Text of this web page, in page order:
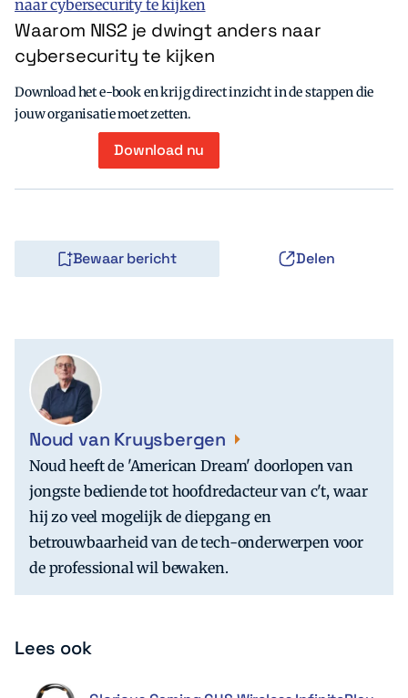
Waarom NIS2 je dwingt anders naar
cybersecurity te kijken
Download het e-book en krijg direct inzicht in de stappen die
jouw organisatie moet zetten.
Download nu
Bewaar bericht Delen
Noud van Kruysbergen
Noud heeft de 'American Dream' doorlopen van
jongste bediende tot hoofdredacteur van c't, waar
hij zo veel mogelijk de diepgang en
betrouwbaarheid van de tech-onderwerpen voor
de professional wil bewaken.
Lees ook